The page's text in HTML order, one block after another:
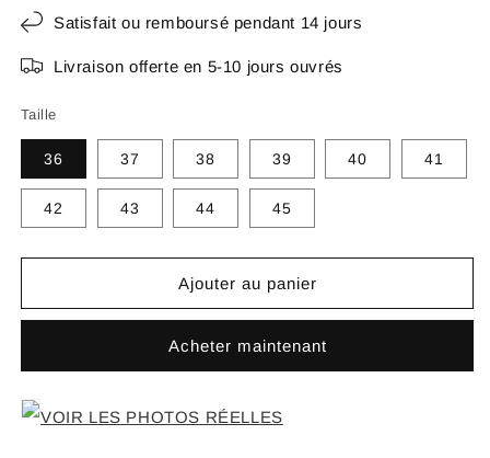
Satisfait ou remboursé pendant 14 jours
Livraison offerte en 5-10 jours ouvrés
Taille
36 37 38 39 40 41
42 43 44 45
Ajouter au panier
Acheter maintenant
VOIR LES PHOTOS RÉELLES